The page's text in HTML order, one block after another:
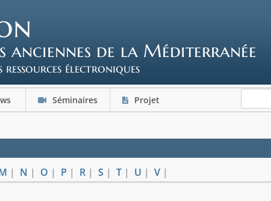
anciennes de la Méditerranée
électroniques
Séminaires Projet
| N | O | P | R | S | T | U | V |